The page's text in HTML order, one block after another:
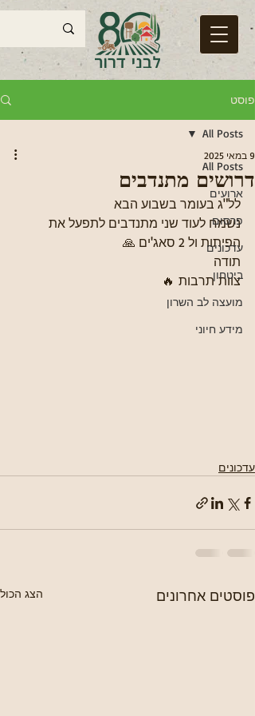
פוסט
All Posts
ארועים
פרסום
עדכונים
ביטחון
מועצה לב השרון
מידע חיוני
All Posts
דרושים מתנדבים
9 במאי 2025
לל"ג בעומר בשבוע הבא
נשמח לעוד שני מתנדבים לתפעל את
הפיתות ול 2 סאג'ים 🙏
תודה
צוות תרבות 🔥
עדכונים
פוסטים אחרונים הצג הכול